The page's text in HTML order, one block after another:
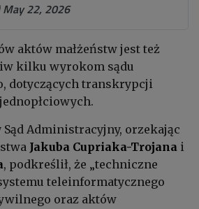
May 22, 2026
aktów małżeństw jest też
kilku wyrokom sądu
dotyczących transkrypcji
Sąd Administracyjny, orzekając
Jakuba Cupriaka-Trojana i
, podkreślił, że „techniczne
teleinformatycznego
oraz aktów